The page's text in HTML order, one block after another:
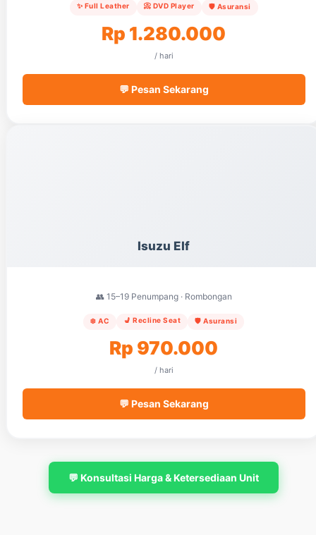
✨ Full Leather 📀 DVD Player 🛡️ Asuransi
Rp 1.280.000
/ hari
💬 Pesan Sekarang
Isuzu Elf
👥 15–19 Penumpang · Rombongan
❄️ AC 💺 Recline Seat 🛡️ Asuransi
Rp 970.000
/ hari
💬 Pesan Sekarang
💬 Konsultasi Harga & Ketersediaan Unit